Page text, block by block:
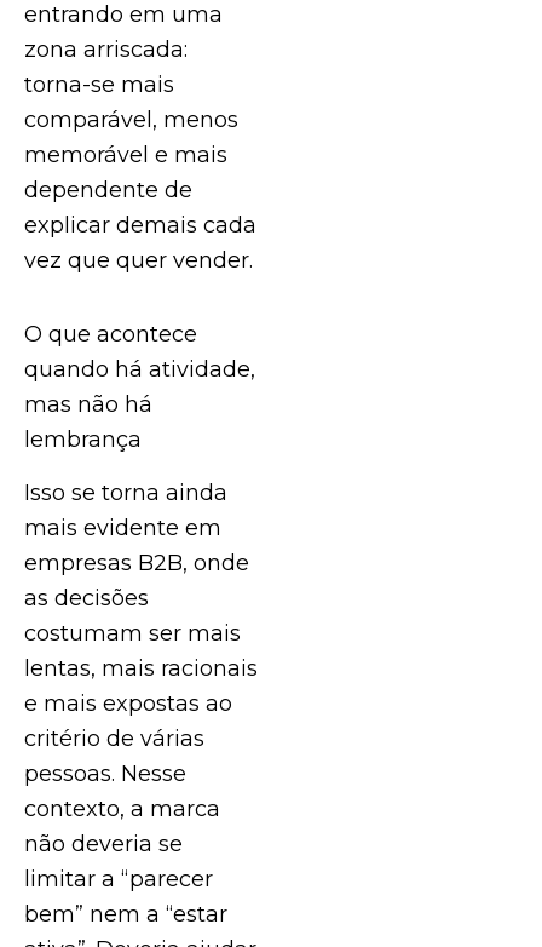
entrando em uma
zona arriscada:
torna-se mais
comparável, menos
memorável e mais
dependente de
explicar demais cada
vez que quer vender.
O que acontece
quando há atividade,
mas não há
lembrança
Isso se torna ainda
mais evidente em
empresas B2B, onde
as decisões
costumam ser mais
lentas, mais racionais
e mais expostas ao
critério de várias
pessoas. Nesse
contexto, a marca
não deveria se
limitar a “parecer
bem” nem a “estar